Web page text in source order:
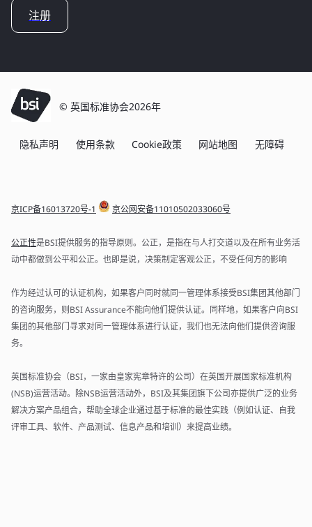
注册
© 英国标准协会2026年
隐私声明 使用条款 Cookie政策 网站地图 无障碍
京ICP备16013720号-1 京公网安备11010502033060号
公正性是BSI提供服务的指导原则。公正，是指在与人打交道以及在所有业务活
动中都做到公平和公正。也即是说，决策制定客观公正，不受任何方的影响
作为经过认可的认证机构，如果客户同时就同一管理体系接受BSI集团其他部门
的咨询服务，则BSI Assurance不能向他们提供认证。同样地，如果客户向BSI
集团的其他部门寻求对同一管理体系进行认证，我们也无法向他们提供咨询服
务。
英国标准协会（BSI，一家由皇家宪章特许的公司）在英国开展国家标准机构
(NSB)运营活动。除NSB运营活动外，BSI及其集团旗下公司亦提供广泛的业务
解决方案产品组合，帮助全球企业通过基于标准的最佳实践（例如认证、自我
评审工具、软件、产品测试、信息产品和培训）来提高业绩。